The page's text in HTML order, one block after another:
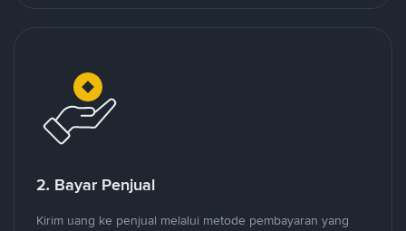
2. Bayar Penjual
Kirim uang ke penjual melalui metode pembayaran yang